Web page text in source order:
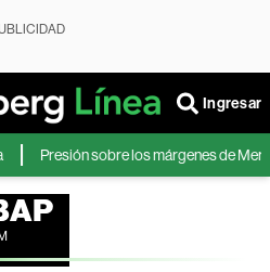
Ingresar
sobre los márgenes de